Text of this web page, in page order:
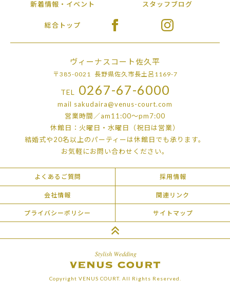
新着情報・イベント スタッフブログ
総合トップ
ヴィーナスコート佐久平
〒385-0021 長野県佐久市長土呂1169-7
TEL 0267-67-6000
mail sakudaira@venus-court.com
営業時間／am11:00〜pm7:00
休館日：火曜日・水曜日（祝日は営業）
結婚式や20名以上のパーティーは休館日でも承ります。
お気軽にお問い合わせください。
よくあるご質問 採用情報
会社情報 関連リンク
プライバシーポリシー サイトマップ
Copyright VENUS COURT. All Rights Reserved.